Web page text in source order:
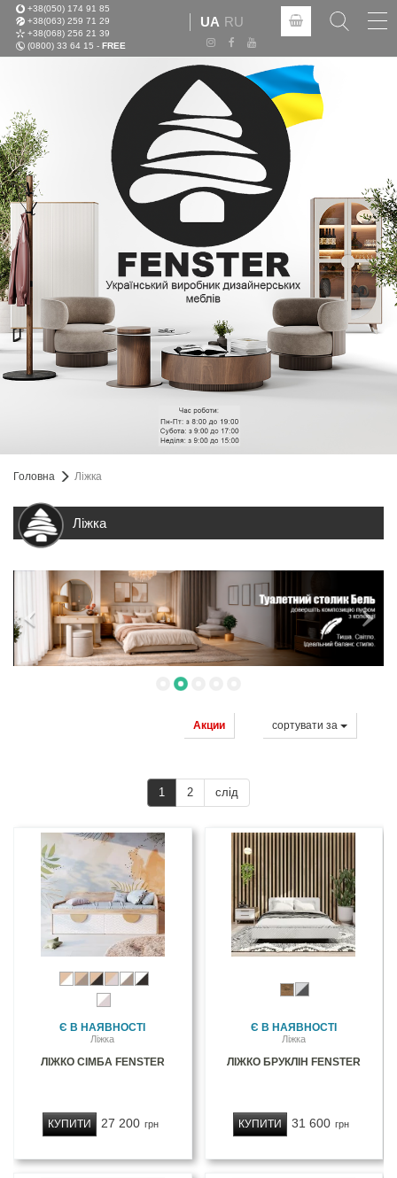
+38(050) 174 91 85
+38(063) 259 71 29
+38(068) 256 21 39
(0800) 33 64 15 - FREE
UA RU
Головна Ліжка
Ліжка
сортувати за
Акции
1 2 слід
Є В НАЯВНОСТІ
Ліжка
ЛІЖКО СІМБА FENSTER
27 200 грн
КУПИТИ
Є В НАЯВНОСТІ
Ліжка
ЛІЖКО БРУКЛІН FENSTER
31 600 грн
КУПИТИ